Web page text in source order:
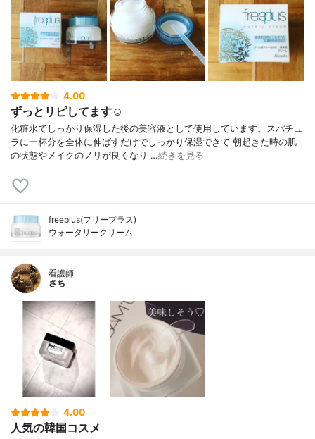
4.00
ずっとリピしてます☺︎
化粧水でしっかり保湿した後の美容液として使用しています。スパチュ
ラに一杯分を全体に伸ばすだけでしっかり保湿できて 朝起きた時の肌
の状態やメイクのノリが良くなり …続きを見る
freeplus(フリープラス)
ウォータリークリーム
看護師
さち
4.00
人気の韓国コスメ